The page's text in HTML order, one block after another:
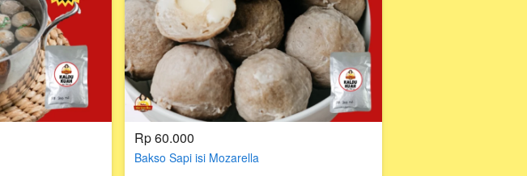
Rp 60.000
Bakso Sapi isi Mozarella